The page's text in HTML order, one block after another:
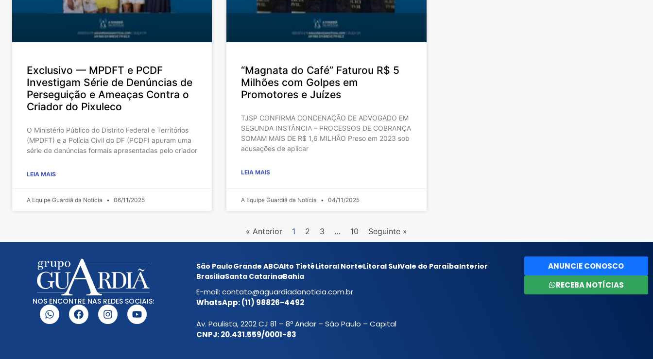
Exclusivo — MPDFT e PCDF
Investigam Série de Denúncias de
Perseguição e Ameaças Contra o
Criador do Pixuleco
O Ministério Público do Distrito Federal e Territórios
(MPDFT) e a Polícia Civil do DF (PCDF) apuram uma
série de denúncias formais apresentadas pelo criador
LEIA MAIS
A Equipe Guardiã da Notícia 06/11/2025
“Magnata do Café” Faturou R$ 5
Milhões com Golpes em
Promotores e Juízes
TJSP CONFIRMA CONDENAÇÃO DE ADVOGADO EM
SEGUNDA INSTÂNCIA – PROCESSOS DE COBRANÇA
SOMAM MAIS DE R$ 1,6 MILHÃO Preso em 2023 sob
acusações de aplicar
LEIA MAIS
A Equipe Guardiã da Notícia 04/11/2025
« Anterior 1 2 3 … 10 Seguinte »
NOS ENCONTRE NAS REDES SOCIAIS:
São PauloGrande ABCAlto TietêLitoral NorteLitoral SulVale do ParaíbaInterior
BrasíliaSanta CatarinaBahia
E-mail: contato@aguardiadanoticia.com.br
WhatsApp: (11) 98826-4492
Av. Paulista, 2202 CJ 81 – 8º Andar – São Paulo – Capital
CNPJ: 20.431.559/0001-83
ANUNCIE CONOSCO
RECEBA NOTÍCIAS